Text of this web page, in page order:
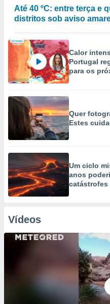
Até 40 ºC: entre terça e
distritos sob aviso
Calor
Portugal
para os
Quer
Estes
Um ciclo
anos
catástrofes
Vídeos